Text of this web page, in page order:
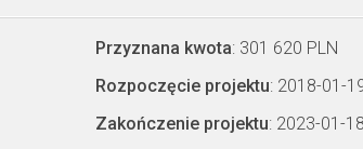
Przyznana kwota: 301 620 PLN
Rozpoczęcie projektu: 2018-01-
Zakończenie projektu: 2023-01-18